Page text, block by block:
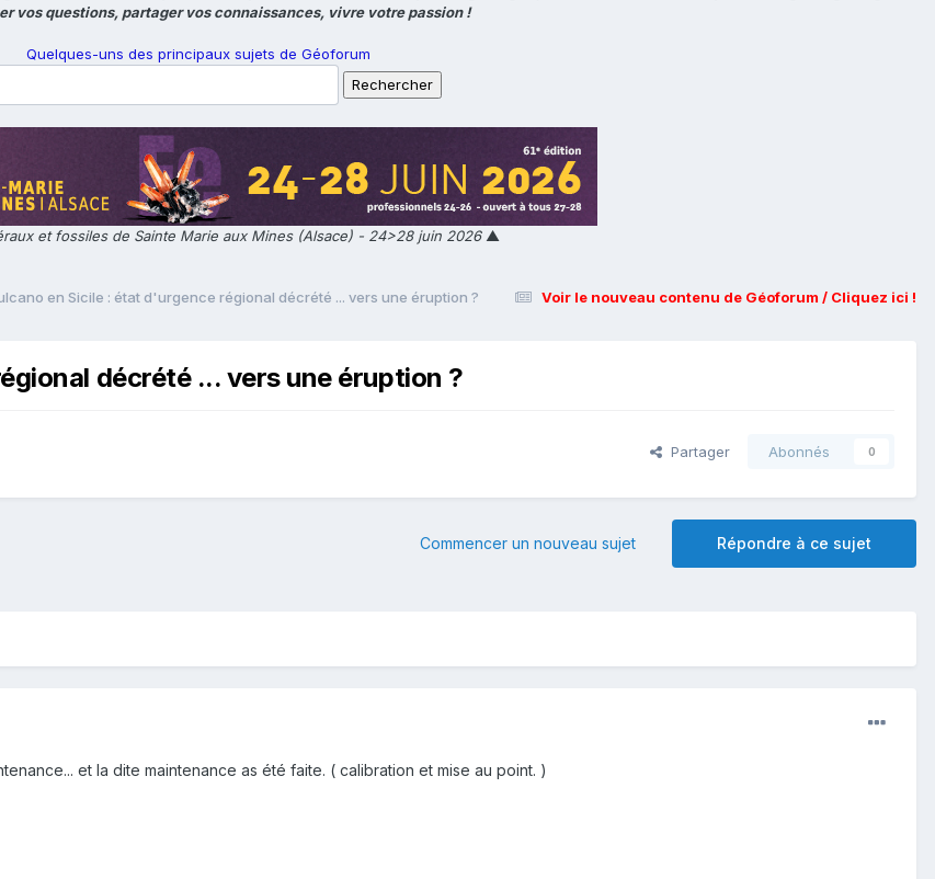
vos questions, partager vos connaissances, vivre votre passion !
Quelques-uns des principaux sujets de Géoforum
et fossiles de Sainte Marie aux Mines (Alsace) - 24>28 juin 2026▲
Voir le nouveau contenu de Géoforum / Cliquez ici !
en Sicile : état d'urgence régional décrété ... vers une éruption ?
décrété ... vers une éruption ?
Partager Abonnés 0
Répondre à ce sujet
Commencer un nouveau sujet
et la dite maintenance as été faite. ( calibration et mise au point. )